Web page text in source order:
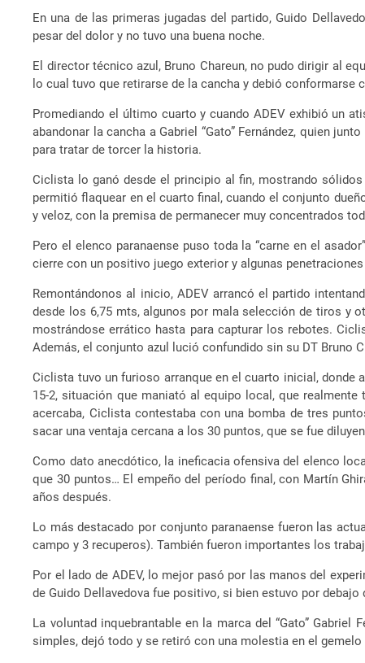
En una de las primeras jugadas del partido, Guido
pesar del dolor y no tuvo una buena noche.
El director técnico azul, Bruno Chareun, no pudo dirigir al
lo cual tuvo que retirarse de la cancha y debió
Promediando el último cuarto y cuando ADEV exhibió un
abandonar la cancha a Gabriel “Gato” Fernández, quien
para tratar de torcer la historia.
Ciclista lo ganó desde el principio al fin, mostrando
permitió flaquear en el cuarto final, cuando el conjunto
y veloz, con la premisa de permanecer muy concentrados
Pero el elenco paranaense puso toda la “carne en el
cierre con un positivo juego exterior y algunas
Remontándonos al inicio, ADEV arrancó el partido
desde los 6,75 mts, algunos por mala selección de tiros y
mostrándose errático hasta para capturar los rebotes.
Además, el conjunto azul lució confundido sin su DT
Ciclista tuvo un furioso arranque en el cuarto inicial, donde
15-2, situación que maniató al equipo local, que
acercaba, Ciclista contestaba con una bomba de tres
sacar una ventaja cercana a los 30 puntos, que se fue
Como dato anecdótico, la ineficacia ofensiva del elenco
que 30 puntos… El empeño del período final, con Martín
años después.
Lo más destacado por conjunto paranaense fueron las
campo y 3 recuperos). También fueron importantes los
Por el lado de ADEV, lo mejor pasó por las manos del
de Guido Dellavedova fue positivo, si bien estuvo por
La voluntad inquebrantable en la marca del “Gato”
simples, dejó todo y se retiró con una molestia en el